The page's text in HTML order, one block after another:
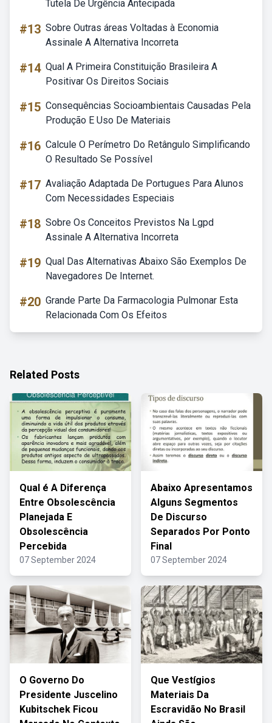
Tutela De Urgência Antecipada
#13 Sobre Outras áreas Voltadas à Economia
Assinale A Alternativa Incorreta
#14 Qual A Primeira Constituição Brasileira A
Positivar Os Direitos Sociais
#15 Consequências Socioambientais Causadas Pela
Produção E Uso De Materiais
#16 Calcule O Perímetro Do Retângulo Simplificando
O Resultado Se Possível
#17 Avaliação Adaptada De Portugues Para Alunos
Com Necessidades Especiais
#18 Sobre Os Conceitos Previstos Na Lgpd
Assinale A Alternativa Incorreta
#19 Qual Das Alternativas Abaixo São Exemplos De
Navegadores De Internet.
#20 Grande Parte Da Farmacologia Pulmonar Esta
Relacionada Com Os Efeitos
Related Posts
Qual é A Diferença
Entre Obsolescência
Planejada E
Obsolescência
Percebida
07 September 2024
Abaixo Apresentamos
Alguns Segmentos
De Discurso
Separados Por Ponto
Final
07 September 2024
O Governo Do
Presidente Juscelino
Kubitschek Ficou
Que Vestígios
Materiais Da
Escravidão No Brasil